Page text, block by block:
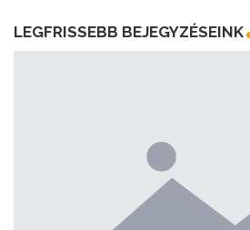
LEGFRISSEBB BEJEGYZÉSEINK